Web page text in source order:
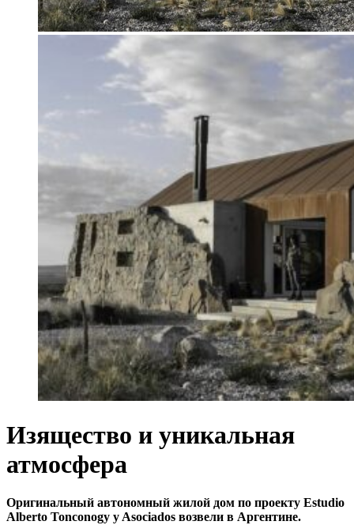
Изящество и уникальная
атмосфера
Оригинальный автономный жилой дом по проекту Estudio
Alberto Tonconogy y Asociados возвели в Аргентине.